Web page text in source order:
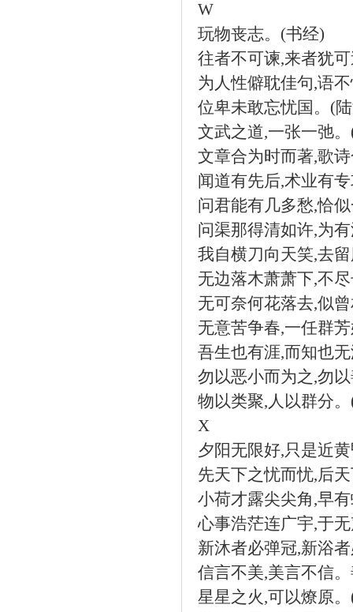
W
玩物丧志。 (书经)
往者不可谏,来者犹
为人性僻耽佳句,语
位卑未敢忘忧国。 (
文武之道,一张一弛。
文章合为时而著,歌
闻道有先后,术业有
问君能有几多愁,恰
问渠那得清如许,为
我自横刀向天笑,去
无边落木萧萧下,不
无可奈何花落去,似
无意苦争春,一任群
吾生也有涯,而知也
勿以恶小而为之,勿
物以类聚, 人以群分。
X
夕阳无限好,只是近
先天下之忧而忧,后
小荷才露尖尖角,早
心事浩茫连广宇,于
新沐者必弹冠,新浴
信言不美,美言不信
星星之火,可以燎原。